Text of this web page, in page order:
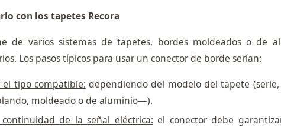
con los tapetes Recora
de varios sistemas de tapetes, bordes moldeados o de
Los pasos típicos para usar un conector de borde serían:
el tipo compatible: dependiendo del modelo del tapete
moldeado o de aluminio—).
de la señal eléctrica: el conector debe